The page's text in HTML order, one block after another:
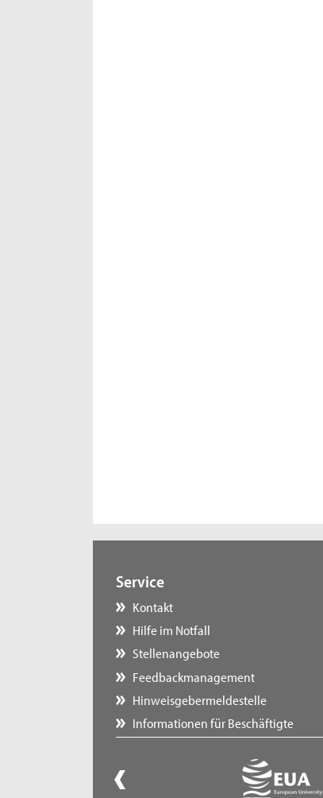
Service
Kontakt
Hilfe im Notfall
Stellenangebote
Feedbackmanagement
Hinweisgebermeldestelle
Informationen für Beschäftigte